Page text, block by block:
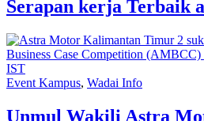
Serapan kerja Terbaik
Event Kampus, Wadai Info
Unmul Wakili Astra